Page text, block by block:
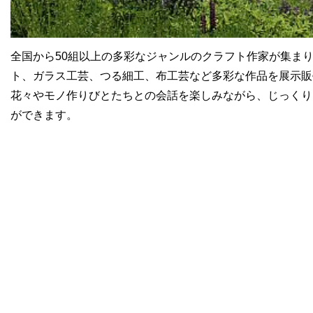
全国から50組以上の多彩なジャンルのクラフト作家が集ま
ト、ガラス工芸、つる細工、布工芸など多彩な作品を展示
花々やモノ作りびとたちとの会話を楽しみながら、じっく
ができます。